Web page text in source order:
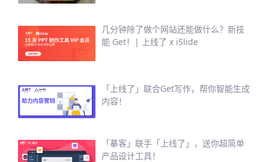
几分钟除了做个网站还能做什么？新技
能 Get！| 上线了 x iSlide
「上线了」联合Get写作，帮你智能生成
内容！
「摹客」联手「上线了」，送你超简单
产品设计工具！